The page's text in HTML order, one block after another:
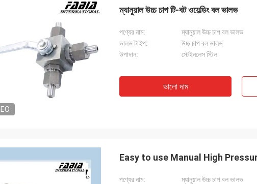
ম্যানুয়াল উচ্চ চাপ টি-বট ওয়েল্ডিং বল ভালভ
পণ্যের নাম:
ম্যানুয়াল উচ্চ চাপ বল ভালভ
ভালভ টাইপ:
উচ্চ চাপ বল ভালভ
উপাদান:
স্টেইনলেস স্টিল
ভালো দাম
Easy to use Manual High
পণ্যের নাম:
ম্যানুয়াল উচ্চ চাপ বল ভালভ